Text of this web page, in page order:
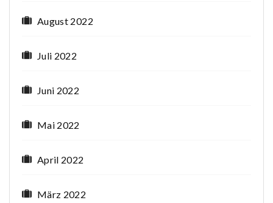
August 2022
Juli 2022
Juni 2022
Mai 2022
April 2022
März 2022